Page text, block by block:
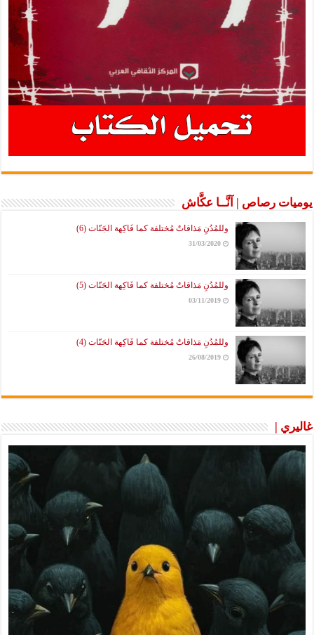
يوميات رصاص | آنَّــا عكَّاش
وللمُدُنِ مَذاقاتٌ مُختلفة كما فَاكِهة الجَنّات (6)
31/03/2020
وللمُدُنِ مَذاقاتٌ مُختلفة كما فَاكِهة الجَنّات (5)
03/11/2019
وللمُدُنِ مَذاقاتٌ مُختلفة كما فَاكِهة الجَنّات (4)
26/08/2019
غاليري |